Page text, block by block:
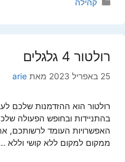
קהילה
רולטור 4 גלגלים
25 באפריל 2023 מאת arie
רולטור הוא ההזדמנות שלכם
בהתניידות ובחופש הפעולה
האפשרויות העומד לרשותכם,
ממקום למקום ללא קושי וללא